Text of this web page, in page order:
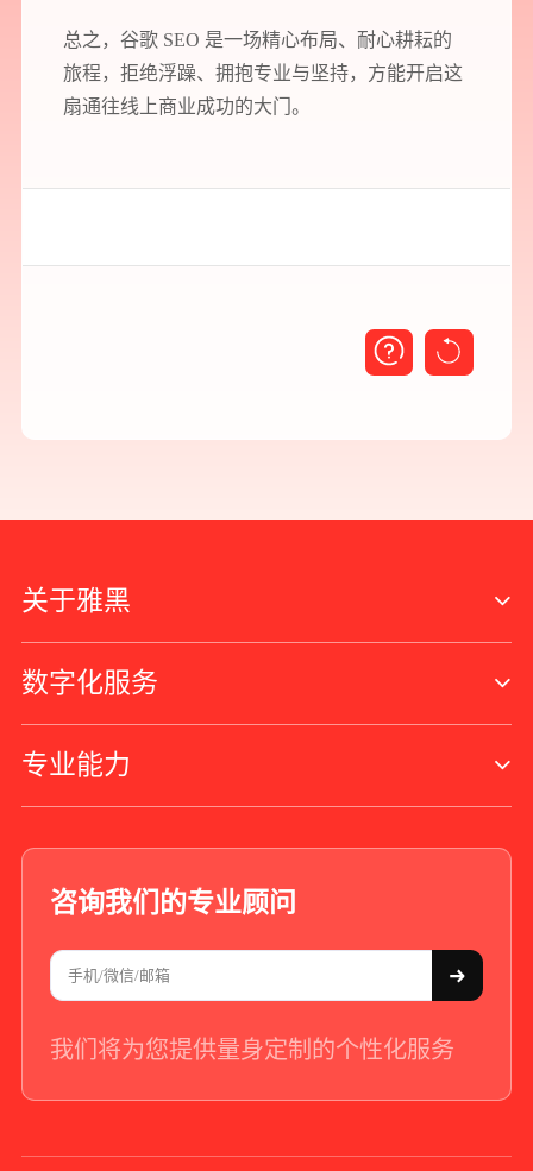
总之，谷歌 SEO 是一场精心布局、耐心耕耘的
旅程，拒绝浮躁、拥抱专业与坚持，方能开启这
扇通往线上商业成功的大门。
关于雅黑
数字化服务
专业能力
咨询我们的专业顾问
我们将为您提供量身定制的个性化服务